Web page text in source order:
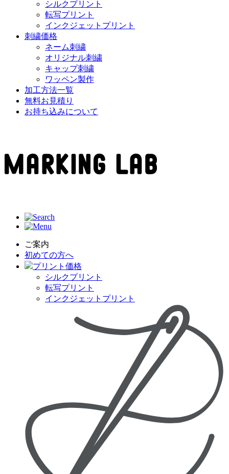
シルクプリント
転写プリント
インクジェットプリント
刺繍価格
ネーム刺繍
オリジナル刺繍
キャップ刺繍
ワッペン製作
加工方法一覧
無料お見積り
お持ち込みについて
ご案内
初めての方へ
プリント価格
シルクプリント
転写プリント
インクジェットプリント